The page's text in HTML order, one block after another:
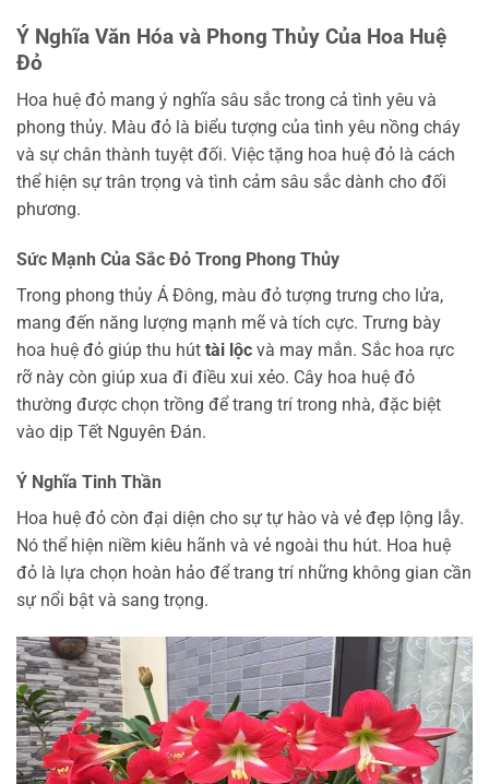
Ý Nghĩa Văn Hóa và Phong Thủy Của Hoa Huệ
Đỏ
Hoa huệ đỏ mang ý nghĩa sâu sắc trong cả tình yêu và
phong thủy. Màu đỏ là biểu tượng của tình yêu nồng cháy
và sự chân thành tuyệt đối. Việc tặng hoa huệ đỏ là cách
thể hiện sự trân trọng và tình cảm sâu sắc dành cho đối
phương.
Sức Mạnh Của Sắc Đỏ Trong Phong Thủy
Trong phong thủy Á Đông, màu đỏ tượng trưng cho lửa,
mang đến năng lượng mạnh mẽ và tích cực. Trưng bày
hoa huệ đỏ giúp thu hút tài lộc và may mắn. Sắc hoa rực
rỡ này còn giúp xua đi điều xui xẻo. Cây hoa huệ đỏ
thường được chọn trồng để trang trí trong nhà, đặc biệt
vào dịp Tết Nguyên Đán.
Ý Nghĩa Tinh Thần
Hoa huệ đỏ còn đại diện cho sự tự hào và vẻ đẹp lộng lẫy.
Nó thể hiện niềm kiêu hãnh và vẻ ngoài thu hút. Hoa huệ
đỏ là lựa chọn hoàn hảo để trang trí những không gian cần
sự nổi bật và sang trọng.